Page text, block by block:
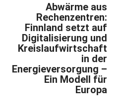
Abwärme aus
Rechenzentren:
Finnland setzt auf
Digitalisierung und
Kreislaufwirtschaft
in der
Energieversorgung –
Ein Modell für
Europa